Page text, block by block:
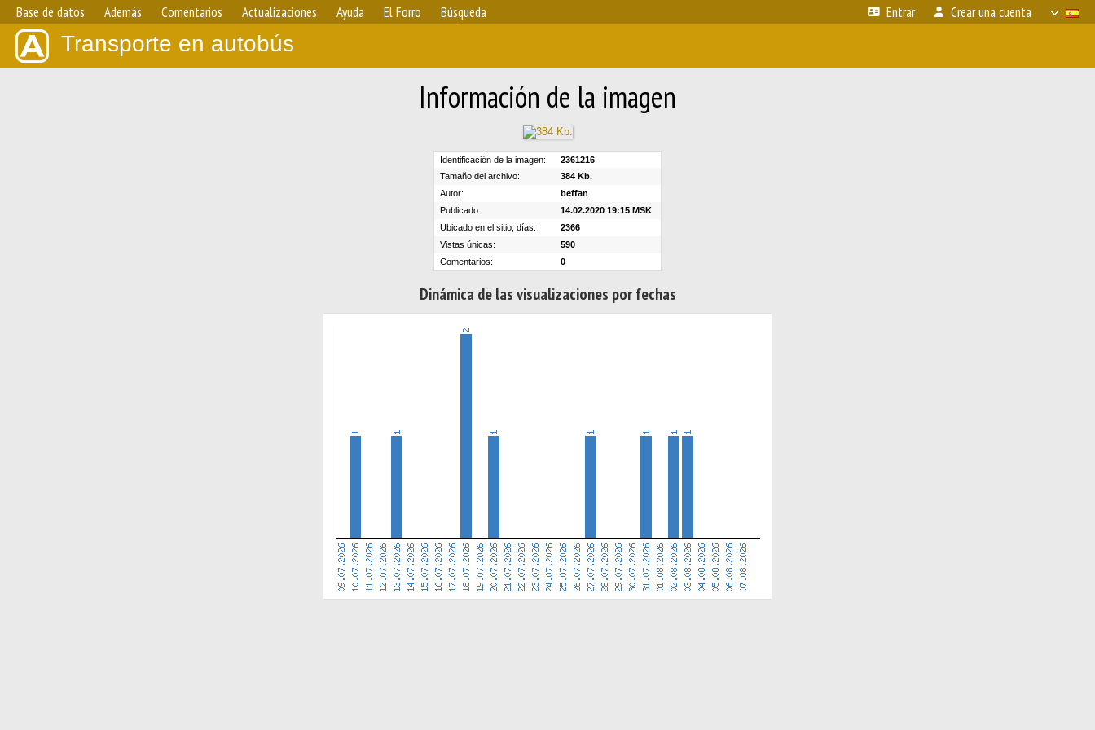
Base de datos Además Comentarios Actualizaciones Ayuda El Forro Búsqueda Entrar Crear una cuenta
Transporte en autobús
Información de la imagen
Identificación de la imagen:
2361216
Tamaño del archivo:
384 Kb.
Autor:
beffan
Publicado:
14.02.2020 19:15 MSK
Ubicado en el sitio, días:
2366
Vistas únicas:
590
Comentarios:
0
Dinámica de las visualizaciones por fechas